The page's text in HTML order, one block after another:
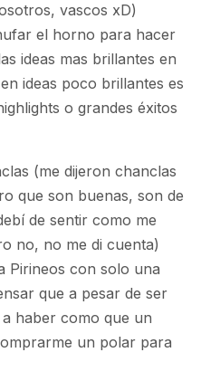
vascos xD)
el horno para hacer
ideas mas brillantes en
ideas poco brillantes es
o grandes éxitos
(me dijeron chanclas
que son buenas, son de
de sentir como me
no, no me di cuenta)
Pirineos con solo una
que a pesar de ser
haber como que un
un polar para